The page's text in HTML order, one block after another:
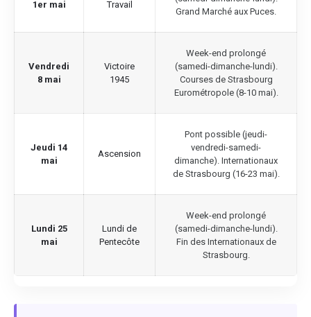
1er mai Travail
Grand Marché aux Puces.
Vendredi
8 mai
Victoire
1945
Week-end prolongé
(samedi-dimanche-lundi).
Courses de Strasbourg
Eurométropole (8-10 mai).
Jeudi 14
mai
Ascension
Pont possible (jeudi-
vendredi-samedi-
dimanche). Internationaux
de Strasbourg (16-23 mai).
Lundi 25
mai
Lundi de
Pentecôte
Week-end prolongé
(samedi-dimanche-lundi).
Fin des Internationaux de
Strasbourg.